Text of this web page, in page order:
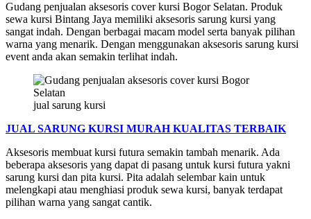
Gudang penjualan aksesoris cover kursi Bogor Selatan. Produk
sewa kursi Bintang Jaya memiliki aksesoris sarung kursi yang
sangat indah. Dengan berbagai macam model serta banyak pilihan
warna yang menarik. Dengan menggunakan aksesoris sarung kursi
event anda akan semakin terlihat indah.
jual sarung kursi
JUAL SARUNG KURSI MURAH KUALITAS TERBAIK
Aksesoris membuat kursi futura semakin tambah menarik. Ada
beberapa aksesoris yang dapat di pasang untuk kursi futura yakni
sarung kursi dan pita kursi. Pita adalah selembar kain untuk
melengkapi atau menghiasi produk sewa kursi, banyak terdapat
pilihan warna yang sangat cantik.